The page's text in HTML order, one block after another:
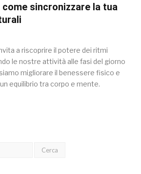
sincronizzare la tua
a riscoprire il potere dei ritmi
le nostre attività alle fasi del giorno
migliorare il benessere fisico e
equilibrio tra corpo e mente.